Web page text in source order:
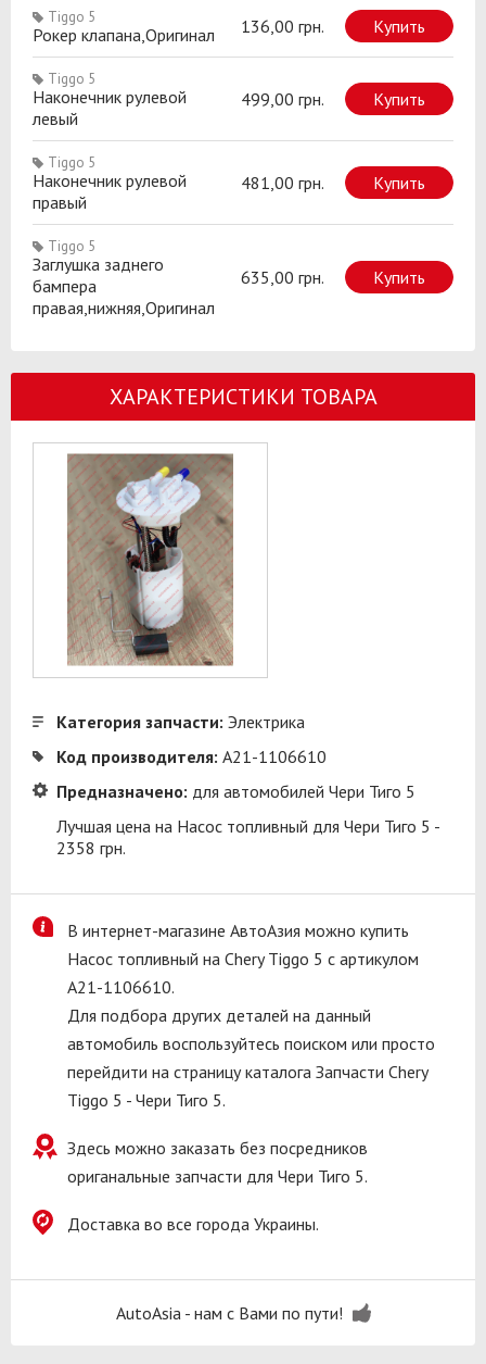
Tiggo 5
Рокер клапана,Оригинал 136,00 грн. Купить
Tiggo 5
Наконечник рулевой
левый
499,00 грн. Купить
Tiggo 5
Наконечник рулевой
правый
481,00 грн. Купить
Tiggo 5
Заглушка заднего
бампера
правая,нижняя,Оригинал
635,00 грн. Купить
ХАРАКТЕРИСТИКИ ТОВАРА
Категория запчасти: Электрика
Код производителя: A21-1106610
Предназначено: для автомобилей Чери Тиго 5
Лучшая цена на Насос топливный для Чери Тиго 5 -
2358 грн.
В интернет-магазине АвтоАзия можно купить
Насос топливный на Chery Tiggo 5 с артикулом
A21-1106610.
Для подбора других деталей на данный
автомобиль воспользуйтесь поиском или просто
перейдити на страницу каталога Запчасти Chery
Tiggo 5 - Чери Тиго 5.
Здесь можно заказать без посредников
ориганальные запчасти для Чери Тиго 5.
Доставка во все города Украины.
AutoAsia - нам с Вами по пути!